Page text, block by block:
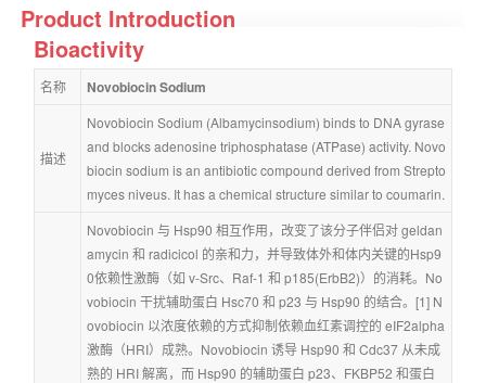
Product Introduction
Bioactivity
名称 Novobiocin Sodium
描述
Novobiocin Sodium (Albamycinsodium) binds to DNA gyrase
and blocks adenosine triphosphatase (ATPase) activity. Novo
biocin sodium is an antibiotic compound derived from Strepto
myces niveus. It has a chemical structure similar to coumarin.
Novobiocin 与 Hsp90 相互作用，改变了该分子伴侣对 geldan
amycin 和 radicicol 的亲和力，并导致体外和体内关键的Hsp9
0依赖性激酶（如 v-Src、Raf-1 和 p185(ErbB2)）的消耗。No
vobiocin 干扰辅助蛋白 Hsc70 和 p23 与 Hsp90 的结合。[1] N
ovobiocin 以浓度依赖的方式抑制依赖血红素调控的 eIF2alpha
激酶（HRI）成熟。Novobiocin 诱导 Hsp90 和 Cdc37 从未成
熟的 HRI 解离，而 Hsp90 的辅助蛋白 p23、FKBP52 和蛋白